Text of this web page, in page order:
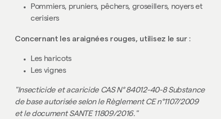
Pommiers, pruniers, pêchers, groseillers, noyers et
cerisiers
Concernant les araignées rouges, utilisez le sur :
Les haricots
Les vignes
"Insecticide et acaricide CAS N° 84012-40-8 Substance
de base autorisée selon le Règlement CE n°1107/2009
et le document SANTE 11809/2016."